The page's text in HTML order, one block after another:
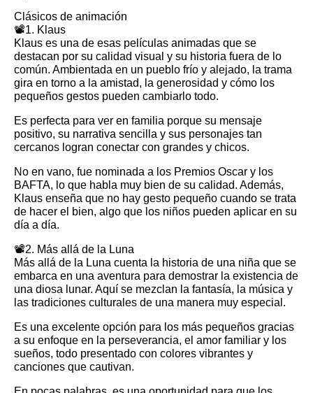
Clásicos de animación
📽️1. Klaus
Klaus es una de esas películas animadas que se
destacan por su calidad visual y su historia fuera de lo
común. Ambientada en un pueblo frío y alejado, la trama
gira en torno a la amistad, la generosidad y cómo los
pequeños gestos pueden cambiarlo todo.
Es perfecta para ver en familia porque su mensaje
positivo, su narrativa sencilla y sus personajes tan
cercanos logran conectar con grandes y chicos.
No en vano, fue nominada a los Premios Oscar y los
BAFTA, lo que habla muy bien de su calidad. Además,
Klaus enseña que no hay gesto pequeño cuando se trata
de hacer el bien, algo que los niños pueden aplicar en su
día a día.
📽️2. Más allá de la Luna
Más allá de la Luna cuenta la historia de una niña que se
embarca en una aventura para demostrar la existencia de
una diosa lunar. Aquí se mezclan la fantasía, la música y
las tradiciones culturales de una manera muy especial.
Es una excelente opción para los más pequeños gracias
a su enfoque en la perseverancia, el amor familiar y los
sueños, todo presentado con colores vibrantes y
canciones que cautivan.